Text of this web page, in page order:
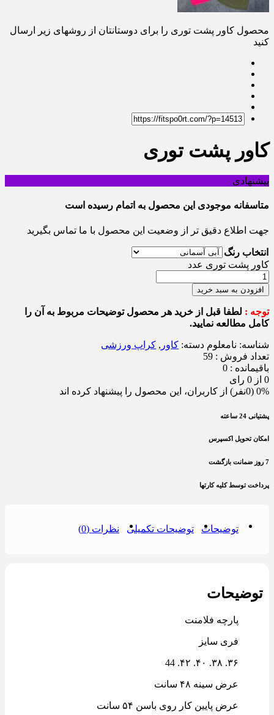
محصول کاور پشت توری را برای دوستانتان از روشهای زیر ارسال
کنید
کاور پشت توری
پیشنهادی
متاسفانه موجودی این محصول به اتمام رسیده است
جهت اطلاع دقیق تر از وضعیت این محصول با ما تماس بگیرید
انتخاب رنگ
کاور پشت توری عدد
افزودن به سبد خرید
توجه : لطفا قبل از خرید هر محصول توضیحات مربوط به آن را
کامل مطالعه نمایید.
شناسه: نامعلوم دسته: کاور , کراپ ورزشی
تعداد فروش : 59
باقیمانده : 0
0 از 0 رای
0% (0نفر) از کاربران، این محصول را پیشنهاد کرده اند
پشتیانی 24 ساعته
امکان تحویل اکسپرس
7 روز ضمانت بازگشت
پرداخت توسط کلیه کارتها
توضیحات توضیحات تکمیلی نظرات (0)
توضیحات
پارچه فلامنت
فری سایز
٣۶. ٣٨. ۴٠. ۴٢. 44
عرض سینه ۴٨ سانت
عرض پایین کار روی باسن ۵۴ سانت